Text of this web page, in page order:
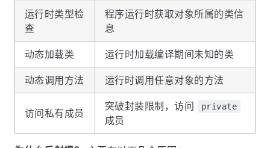
运行时类型检
查
程序运行时获取对象所属的类信
息
动态加载类 运行时加载编译期间未知的类
动态调用方法 运行时调用任意对象的方法
访问私有成员
突破封装限制，访问 private
成员